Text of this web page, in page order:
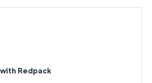
Redpack